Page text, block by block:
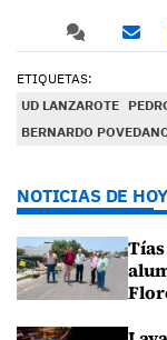
ETIQUETAS:
UD LANZAROTE
BERNARDO
NOTICIAS DE HOY